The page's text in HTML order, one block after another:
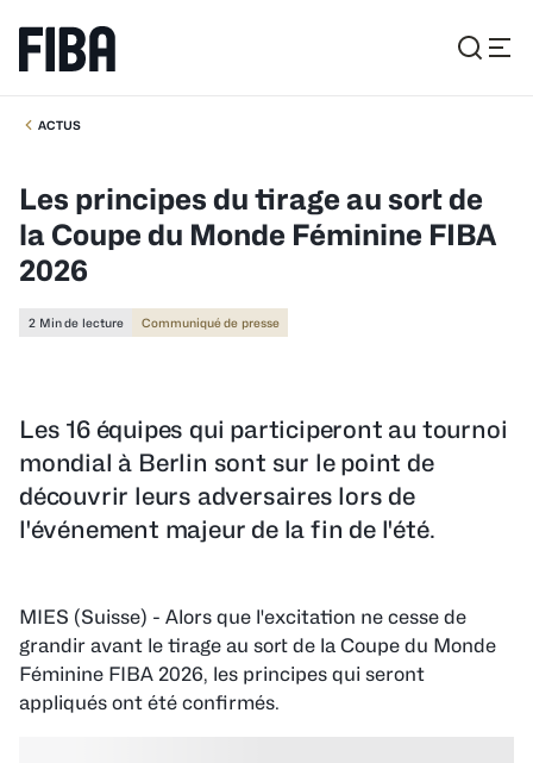
ACTUS
Les principes du tirage au sort de
la Coupe du Monde Féminine FIBA
2026
2 Min de lecture Communiqué de presse
Les 16 équipes qui participeront au tournoi
mondial à Berlin sont sur le point de
découvrir leurs adversaires lors de
l'événement majeur de la fin de l'été.
MIES (Suisse) - Alors que l'excitation ne cesse de
grandir avant le tirage au sort de la Coupe du Monde
Féminine FIBA 2026, les principes qui seront
appliqués ont été confirmés.